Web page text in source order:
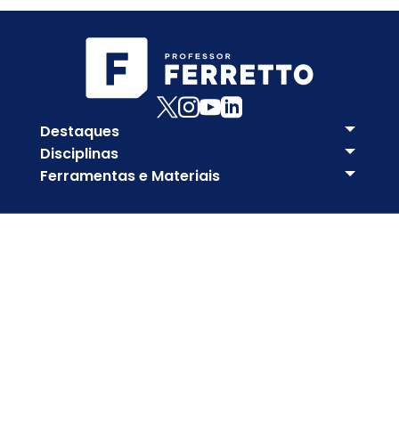
Destaques
Disciplinas
Ferramentas e Materiais